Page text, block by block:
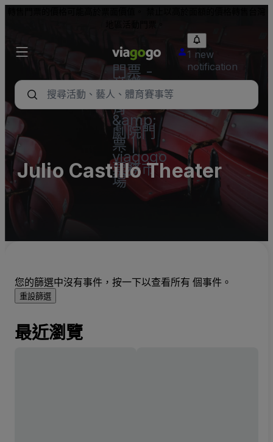
門票 -
音樂
會、體
育
&amp;
劇院門
票 |
viagogo
票務市
場
1 new
notification
Julio Castillo Theater
您的篩選中沒有事件，按一下以查看所有 個事件。
重設篩選
最近瀏覽